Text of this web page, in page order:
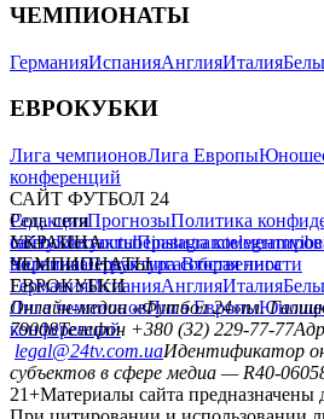
ЧЕМПИОНАТЫ
ГерманияИспанияАнглияИталия
ЕВРОКУБКИ
Лига чемпионовЛига Европы
конференций
САЙТ ФУТБОЛ 24
РедакцияПрогнозыПолитика
сайтуКонтактыПравила
политикаСтруктура собственности
Соц. сети
facebookxyoutubeinstagramtelegram
УКРАИНА
УкраинаПервая лигаВторая лига
ЧЕМПИОНАТЫ
ГерманияИспанияАнглияИталия
ЕВРОКУБКИ
Лига чемпионовЛига Европы
конференций
Онлайн-медиа «Футбол 24»пл.
79008Телефон +380 (32) 229-77-77
legal@24tv.com.uaИдентификатор
субъектов в сфере медиа — R40-
21+Материалы сайта предназначены